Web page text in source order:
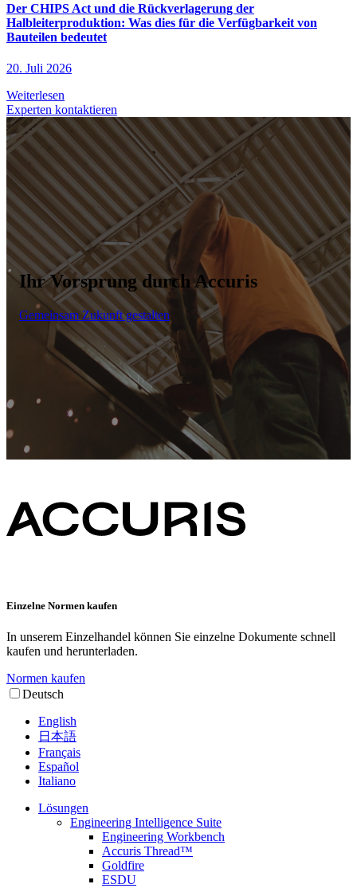
Der CHIPS Act und die Rückverlagerung der
Halbleiterproduktion: Was dies für die Verfügbarkeit von
Bauteilen bedeutet
20. Juli 2026
Weiterlesen
Experten kontaktieren
Ihr Vorsprung durch Accuris
Gemeinsam Zukunft gestalten
Einzelne Normen kaufen
In unserem Einzelhandel können Sie einzelne Dokumente schnell
kaufen und herunterladen.
Normen kaufen
Deutsch
English
日本語
Français
Español
Italiano
Lösungen
Engineering Intelligence Suite
Engineering Workbench
Accuris Thread™
Goldfire
ESDU